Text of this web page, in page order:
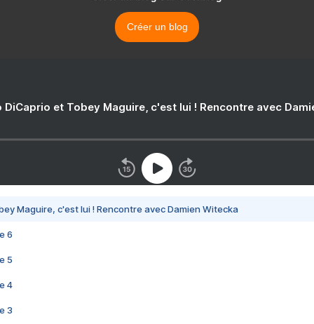
Créer un blog
DiCaprio et Tobey Maguire, c'est lui ! Rencontre avec
Maguire, c'est lui ! Rencontre avec Damien Witecka
6
5
4
3